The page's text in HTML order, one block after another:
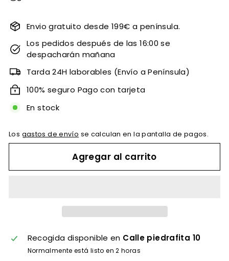
Envio gratuito desde 199€ a península.
Los pedidos después de las 16:00 se
despacharán mañana
Tarda 24H laborables (Envío a Península)
100% seguro Pago con tarjeta
En stock
Los gastos de envío se calculan en la pantalla de pagos.
Agregar al carrito
Recogida disponible en Calle piedrafita 10
Normalmente está listo en 2 horas